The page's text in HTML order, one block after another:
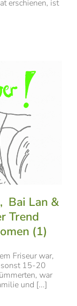
erschienen, ist
Bai Lan &
Trend
(1)
Friseur war,
15-20
war
und [...]